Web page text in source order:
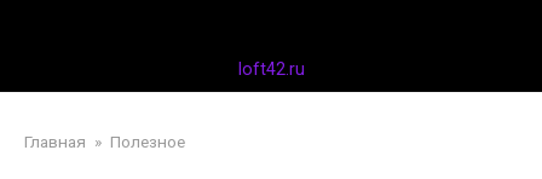
loft42.ru
Главная » Полезное